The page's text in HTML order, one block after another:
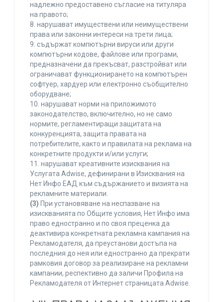
надлежно предоставено съгласие на титуляра
на правото;
8. нарушават имуществени или неимуществени
права или законни интереси на трети лица;
9. съдържат компютърни вируси или други
компютърни кодове, файлове или програми,
предназначени да прекъсват, разстройват или
ограничават функционирането на компютърен
софтуер, хардуер или електронно съобщително
оборудване;
10. нарушават норми на приложимото
законодателство, включително, но не само
нормите, регламентиращи защитата на
конкуренцията, защита правата на
потребителите, както и правилата на реклама на
конкретните продукти и/или услуги;
11. нарушават креативните изисквания на
Услугата Adwise, дефинирани в Изисквания на
Нет Инфо ЕАД към съдържанието и визията на
рекламните материали.
(3) При установяване на неспазване на
изискванията по Общите условия, Нет Инфо има
право едностранно и по своя преценка да
деактивира конкретната рекламна кампания на
Рекламодателя, да преустанови достъпа на
последния до нея или едностранно да прекрати
рамковия договор за реализиране на рекламни
кампании, респективно да заличи Профила на
Рекламодателя от Интернет страницата Adwise.